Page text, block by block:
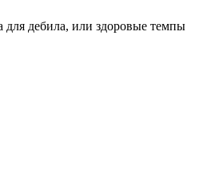
для дебила, или здоровые темпы